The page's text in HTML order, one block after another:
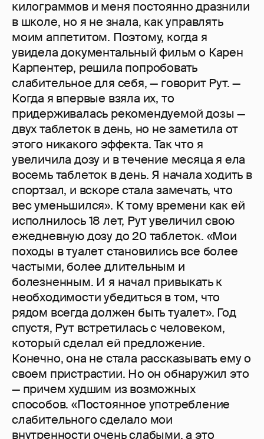
килограммов и меня постоянно дразнили
в школе, но я не знала, как управлять
моим аппетитом. Поэтому, когда я
увидела документальный фильм о Карен
Карпентер, решила попробовать
слабительное для себя, — говорит Рут. —
Когда я впервые взяла их, то
придерживалась рекомендуемой дозы —
двух таблеток в день, но не заметила от
этого никакого эффекта. Так что я
увеличила дозу и в течение месяца я ела
восемь таблеток в день. Я начала ходить в
спортзал, и вскоре стала замечать, что
вес уменьшился». К тому времени как ей
исполнилось 18 лет, Рут увеличил свою
ежедневную дозу до 20 таблеток. «Мои
походы в туалет становились все более
частыми, более длительным и
болезненным. И я начал привыкать к
необходимости убедиться в том, что
рядом всегда должен быть туалет». Год
спустя, Рут встретилась с человеком,
который сделал ей предложение.
Конечно, она не стала рассказывать ему о
своем пристрастии. Но он обнаружил это
— причем худшим из возможных
способов. «Постоянное употребление
слабительного сделало мои
внутренности очень слабыми, а это